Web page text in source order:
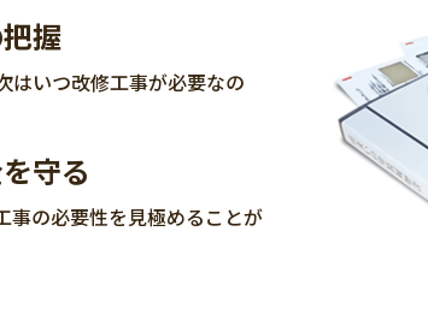
握
はいつ改修工事が必要なの
守る
事の必要性を見極めることが